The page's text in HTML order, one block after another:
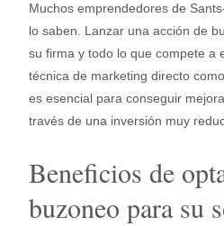
Muchos emprendedores de
lo saben. Lanzar una acción de
su firma y todo lo que compete a
técnica de marketing directo
es esencial para conseguir
través de una inversión muy
Beneficios de
buzoneo para su